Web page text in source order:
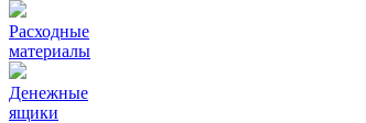
Расходные
материалы
Денежные
ящики